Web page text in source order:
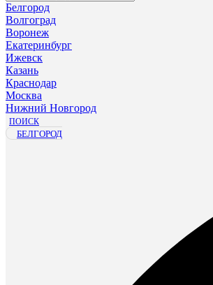
Белгород
Волгоград
Воронеж
Екатеринбург
Ижевск
Казань
Краснодар
Москва
Нижний Новгород
ПОИСК
БЕЛГОРОД